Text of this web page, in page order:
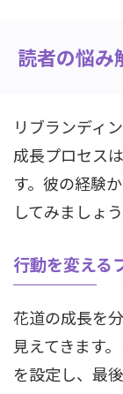
読者の悩み
リブランディ
成長プロセス
す。彼の経験
してみましょう
行動を変える
花道の成長を
見えてきます
を設定し、最